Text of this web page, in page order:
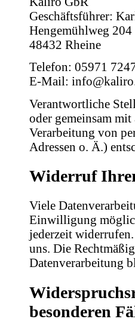
Geschäftsführer:
Hengemühlweg 204
48432 Rheine
Telefon: 05971
E-Mail:
Verantwortliche
oder gemeinsam
Verarbeitung von
Adressen o. Ä.)
Widerruf
Viele
Einwilligung
jederzeit
uns. Die
Datenverarbeitung
besonderen